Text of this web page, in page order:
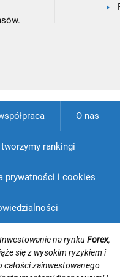
O nas
rankingi
prywatności i cookies
Inwestowanie na rynkuForex,
się z wysokim ryzykiem i
zainwestowanego